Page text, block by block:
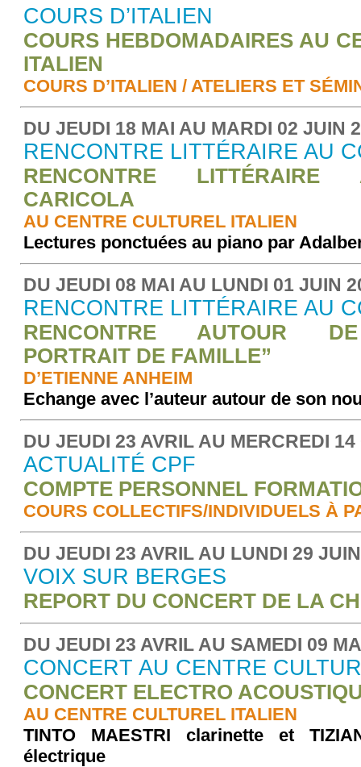
COURS D’ITALIEN
COURS HEBDOMADAIRES AU
ITALIEN
COURS D’ITALIEN / ATELIERS ET
DU JEUDI 18 MAI AU MARDI 02 JUIN
RENCONTRE LITTÉRAIRE AU
RENCONTRE LITTÉRAIRE
CARICOLA
AU CENTRE CULTUREL ITALIEN
Lectures ponctuées au piano par
DU JEUDI 08 MAI AU LUNDI 01 JUIN
RENCONTRE LITTÉRAIRE AU
RENCONTRE AUTOUR
PORTRAIT DE FAMILLE”
D’ETIENNE ANHEIM
Echange avec l’auteur autour de son
DU JEUDI 23 AVRIL AU MERCREDI
ACTUALITÉ CPF
COMPTE PERSONNEL
COURS COLLECTIFS/INDIVIDUELS À
DU JEUDI 23 AVRIL AU LUNDI 29
VOIX SUR BERGES
REPORT DU CONCERT DE LA
DU JEUDI 23 AVRIL AU SAMEDI 09
CONCERT AU CENTRE
CONCERT ELECTRO
AU CENTRE CULTUREL ITALIEN
TINTO MAESTRI clarinette et
électrique